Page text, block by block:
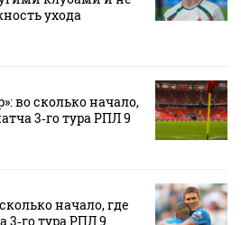
ухода
во сколько начало,
3‑го тура РПЛ 9
начало, где
тура РПЛ 9